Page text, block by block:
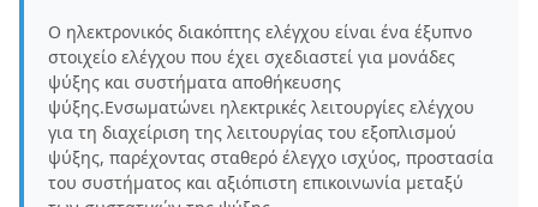
Ο ηλεκτρονικός διακόπτης ελέγχου είναι ένα έξυπνο
στοιχείο ελέγχου που έχει σχεδιαστεί για μονάδες
ψύξης και συστήματα αποθήκευσης
ψύξης.Ενσωματώνει ηλεκτρικές λειτουργίες ελέγχου
για τη διαχείριση της λειτουργίας του εξοπλισμού
ψύξης, παρέχοντας σταθερό έλεγχο ισχύος, προστασία
του συστήματος και αξιόπιστη επικοινωνία μεταξύ